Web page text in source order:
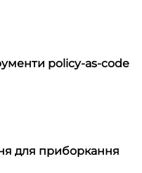
policy-as-code
для приборкання